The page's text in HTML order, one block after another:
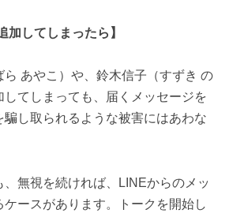
加してしまったら】
あやこ）や、鈴木信子（すずき の
てしまっても、届くメッセージを
し取られるような被害にはあわな
、無視を続ければ、LINEからのメッ
ースがあります。トークを開始し